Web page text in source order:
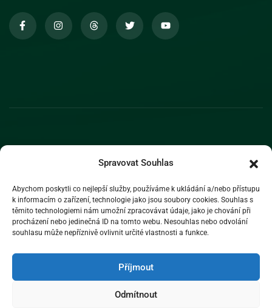
Spravovat Souhlas
Abychom poskytli co nejlepší služby, používáme k ukládání a/nebo přístupu
k informacím o zařízení, technologie jako jsou soubory cookies. Souhlas s
těmito technologiemi nám umožní zpracovávat údaje, jako je chování při
procházení nebo jedinečná ID na tomto webu. Nesouhlas nebo odvolání
souhlasu může nepříznivě ovlivnit určité vlastnosti a funkce.
Příjmout
Odmítnout